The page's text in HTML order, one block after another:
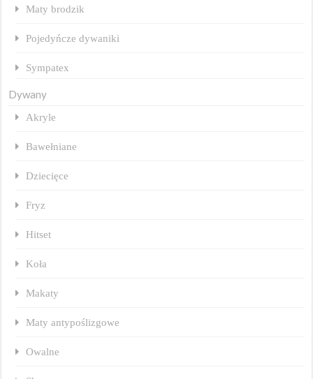
Maty brodzik
Pojedyńcze dywaniki
Sympatex
Dywany
Akryle
Bawełniane
Dziecięce
Fryz
Hitset
Koła
Makaty
Maty antypoślizgowe
Owalne